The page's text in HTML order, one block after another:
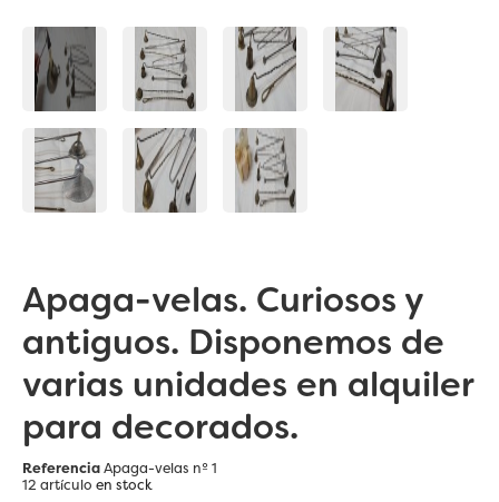
Apaga-velas. Curiosos y
antiguos. Disponemos de
varias unidades en alquiler
para decorados.
ReferenciaApaga-velas nº 1
12 artículo en stock